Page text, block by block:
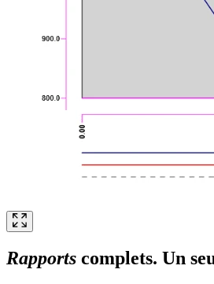
Rapports complets. Un